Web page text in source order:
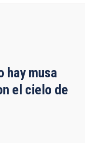
hay musa
el cielo de